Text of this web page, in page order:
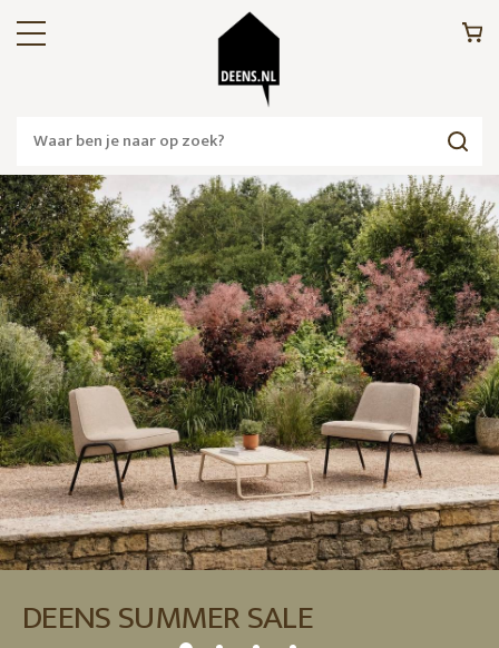
DEENS SUMMER SALE